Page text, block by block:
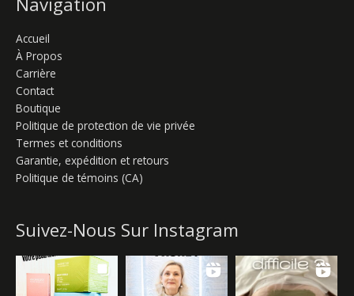
Accueil
À Propos
Carrière
Contact
Boutique
Politique de protection de vie privée
Termes et conditions
Garantie, expédition et retours
Politique de témoins (CA)
Suivez-Nous Sur Instagram